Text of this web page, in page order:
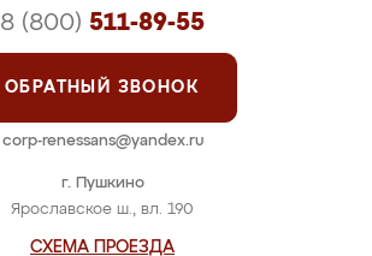
г. Пушкино
Ярославское ш., вл. 190
СХЕМА ПРОЕЗДА
8 (800) 511-89-55
ОБРАТНЫЙ ЗВОНОК
corp-renessans@yandex.ru